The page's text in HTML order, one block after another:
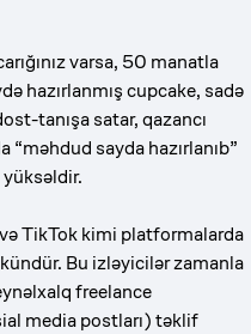
varsa, 50 manatla
hazırlanmış cupcake, sadə
tanışa satar, qazancı
sayda hazırlanıb”
yüksəldir.
TikTok kimi platformalarda
Bu izləyicilər zamanla
freelance
media postları) təklif